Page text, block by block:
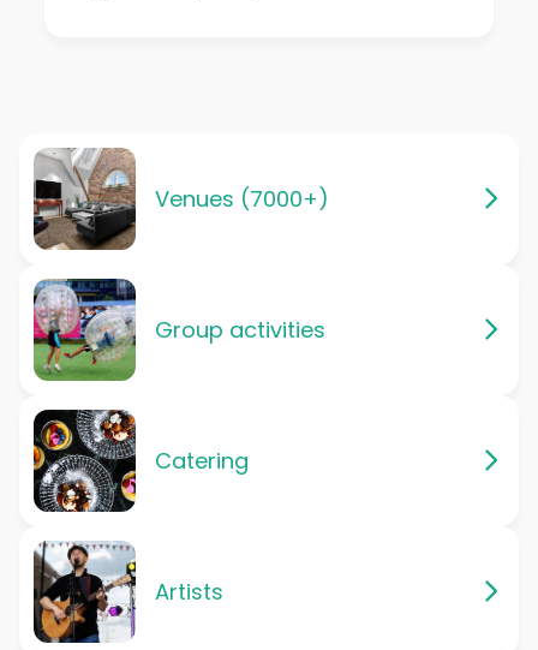
Venues (7000+)
Group activities
Catering
Artists